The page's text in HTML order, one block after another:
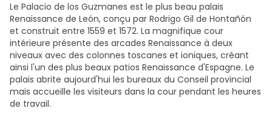
Le Palacio de los Guzmanes est le plus beau palais
Renaissance de León, conçu par Rodrigo Gil de Hontañón
et construit entre 1559 et 1572. La magnifique cour
intérieure présente des arcades Renaissance à deux
niveaux avec des colonnes toscanes et ioniques, créant
ainsi l'un des plus beaux patios Renaissance d'Espagne. Le
palais abrite aujourd'hui les bureaux du Conseil provincial
mais accueille les visiteurs dans la cour pendant les heures
de travail.